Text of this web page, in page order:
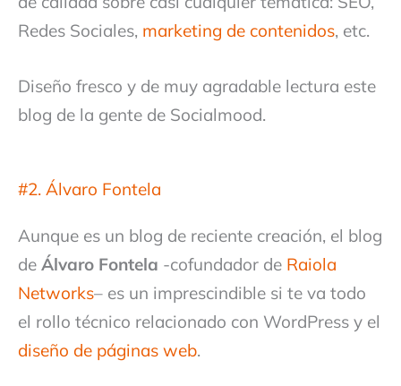
Redes Sociales, marketing de contenidos, etc.
Diseño fresco y de muy agradable lectura este
blog de la gente de Socialmood.
#2. Álvaro Fontela
Aunque es un blog de reciente creación, el blog
de Álvaro Fontela -cofundador de Raiola
Networks– es un imprescindible si te va todo
el rollo técnico relacionado con WordPress y el
diseño de páginas web.